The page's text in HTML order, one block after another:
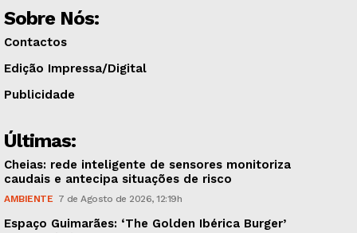
Sobre Nós:
Contactos
Edição Impressa/Digital
Publicidade
Últimas:
Cheias: rede inteligente de sensores monitoriza
caudais e antecipa situações de risco
AMBIENTE 7 de Agosto de 2026, 12:19h
Espaço Guimarães: ‘The Golden Ibérica Burger’